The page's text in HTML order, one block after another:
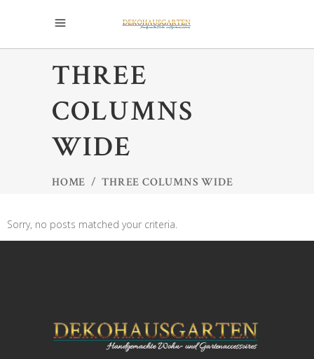
THREE
COLUMNS
WIDE
HOME /THREE COLUMNS WIDE
Sorry, no posts matched your criteria.